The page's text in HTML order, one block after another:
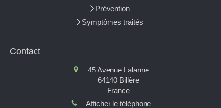
Prévention
Symptômes traités
Contact
45 Avenue Lalanne
64140 Billère
France
Afficher le téléphone